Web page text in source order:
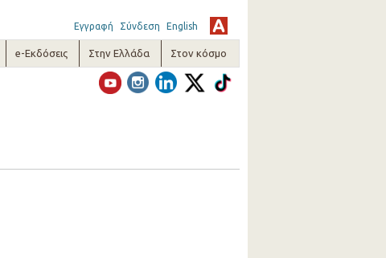
Εγγραφή Σύνδεση English
e-Εκδόσεις Στην Ελλάδα Στον κόσμο